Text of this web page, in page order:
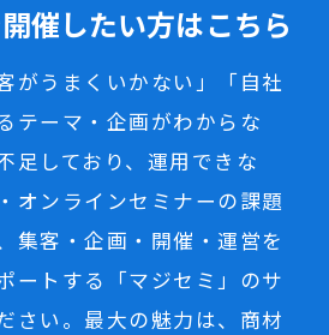
催したい方はこちら
がうまくいかない」「自社
テーマ・企画がわからな
足しており、運用できな
オンラインセミナーの課題
集客・企画・開催・運営を
ートする「マジセミ」のサ
さい。最大の魅力は、商材